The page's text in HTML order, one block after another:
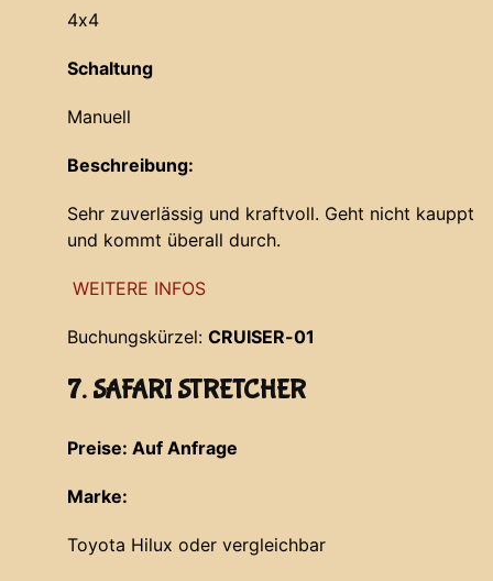
4x4
Schaltung
Manuell
Beschreibung:
Sehr zuverlässig und kraftvoll. Geht nicht kauppt
und kommt überall durch.
WEITERE INFOS
Buchungskürzel: CRUISER-01
7. SAFARI STRETCHER
Preise: Auf Anfrage
Marke:
Toyota Hilux oder vergleichbar